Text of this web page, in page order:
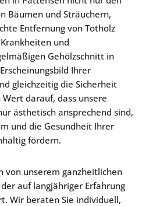
Bäumen und Sträuchern,
Entfernung von Totholz
und
Gehölzschnitt in
Ihrer
gleichzeitig die Sicherheit
darauf, dass unsere
ästhetisch ansprechend sind,
und die Gesundheit Ihrer
fördern.
von unserem ganzheitlichen
auf langjähriger Erfahrung
Wir beraten Sie individuell,